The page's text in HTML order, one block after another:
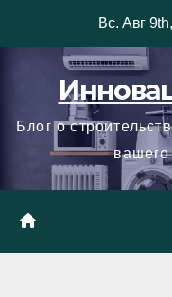
Вс. Авг
Блог о
вашего